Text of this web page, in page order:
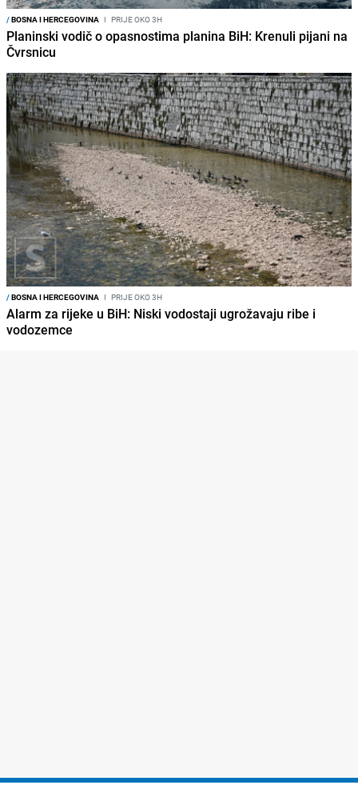
/BOSNA I HERCEGOVINA I PRIJE OKO 3H
Planinski vodič o opasnostima planina BiH: Krenuli pijani na
Čvrsnicu
/BOSNA I HERCEGOVINA I PRIJE OKO 3H
Alarm za rijeke u BiH: Niski vodostaji ugrožavaju ribe i
vodozemce